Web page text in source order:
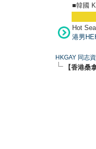
■韓國
Hot
港男
HKGAY 同志
【香港